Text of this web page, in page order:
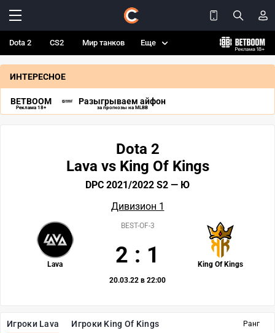
Dota 2 CS2 Мир танков Еще
ИНТЕРЕСНОЕ
BETBOOM
Реклама 18+
Разыгрываем айфон
за прогнозы на MLBB
Ранг
Игроки Lava Игроки King Of Kings
Dota 2
Lava vs King Of Kings
DPC 2021/2022 S2 — Ю
Дивизион 1
Lava King Of Kings
BEST-OF-3
2 : 1
20.03.22 в 22:00